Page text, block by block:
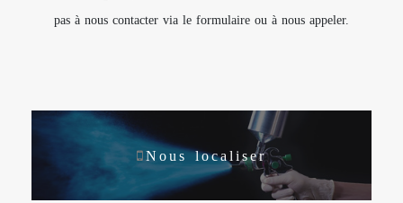
pas à nous contacter via le formulaire ou à nous appeler.
Nous localiser